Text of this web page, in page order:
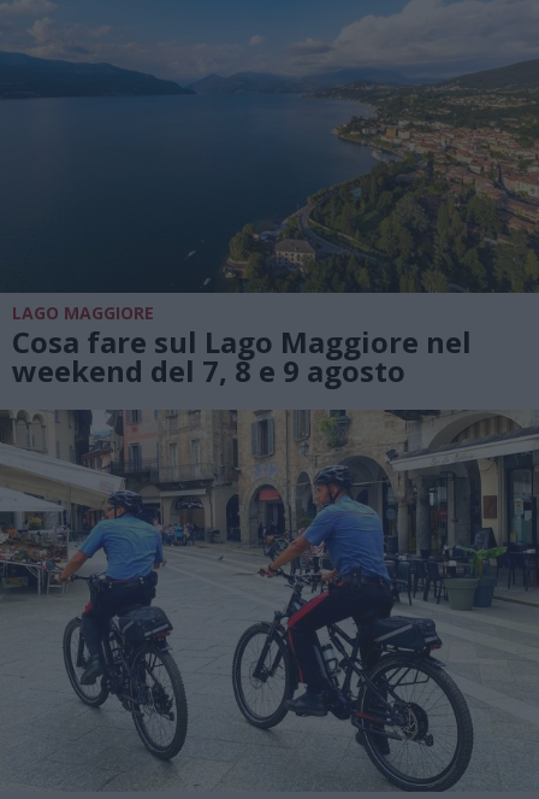
LAGO MAGGIORE
Cosa fare sul Lago Maggiore nel
weekend del 7, 8 e 9 agosto